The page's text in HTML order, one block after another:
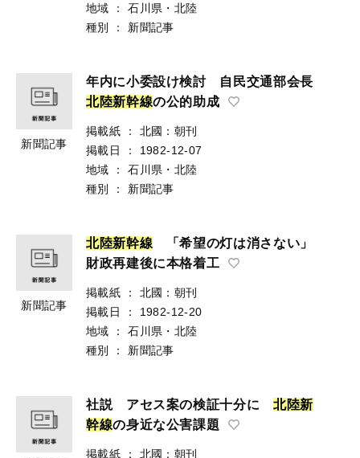
地域
：
石川県・北陸
種別
： 新聞記事
新聞記事
年内に小委設け検討 自民交通部会長
北陸新幹線の公的助成
掲載紙 ：
北國：朝刊
掲載日
：
1982-12-07
地域
：
石川県・北陸
種別
： 新聞記事
新聞記事
北陸新幹線 「希望の灯は消さない」
財政再建後に本格着工
掲載紙 ：
北國：朝刊
掲載日
：
1982-12-20
地域
：
石川県・北陸
種別
： 新聞記事
社説 アセス案の検証十分に 北陸新
幹線の身近な公害課題
掲載紙 ：
北國：朝刊